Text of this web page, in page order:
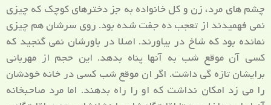
چشم های مرد، زن و کل خانواده به جز دخترهای کوچک که چیزی
نمی فهمیدند از تعجب ده جفت شده بود. روی سرشان هم چیزی
نمانده بود که شاخ در بیاورند. اصلا در باورشان نمی گنجید که
کسی آن موقع شب به آنها پناه بدهد. این حجم از مهربانی
برایشان تازه گی داشت. اگر ان موقع شب کسی در خانه خودشان
را می زد امکان نداشت که او را راه بدهند. اما مرد صاحبخانه